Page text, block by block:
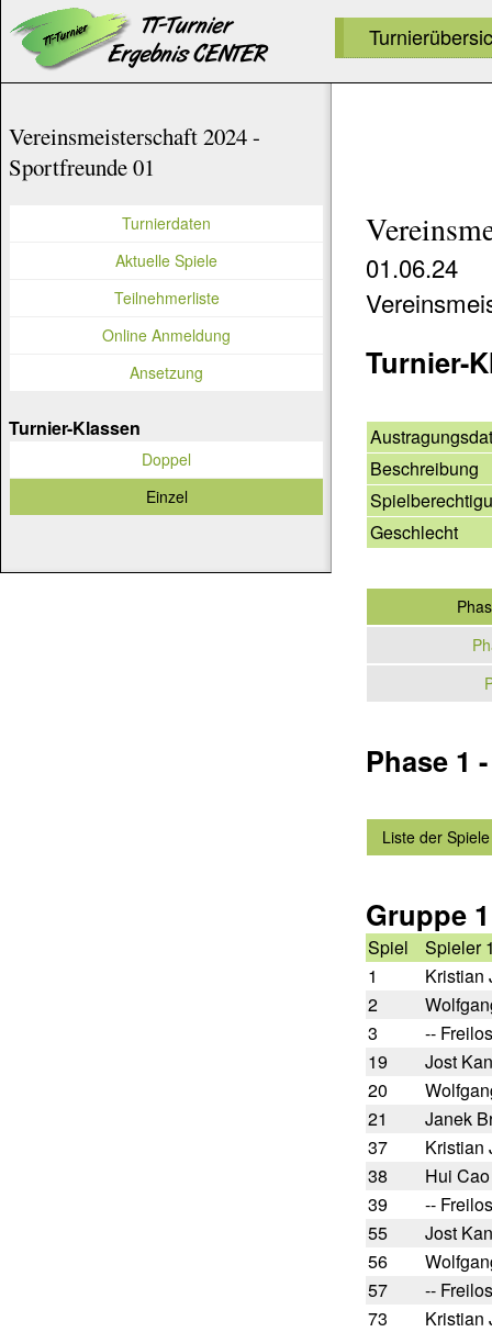
01.06.24
Turnier-
Beschreibung
Geschlecht
Phase 1
Liste der Spiele
Gruppe 1
Spiel
Spieler
1
Kristian
2
3
--
19
Jost
20
21
Janek
37
Kristian
38
Hui Cao
39
--
55
Jost
56
57
--
73
Kristian
Vereinsmeisterschaft 2024 -
Sportfreunde 01
Turnierdaten
Aktuelle Spiele
Teilnehmerliste
Online Anmeldung
Ansetzung
Turnier-Klassen
Doppel
Einzel